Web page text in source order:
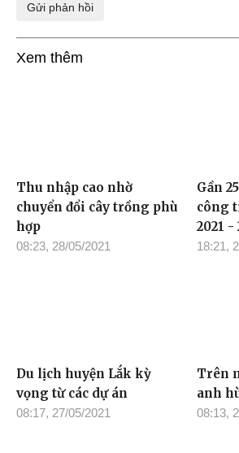
Xem thêm
Thu nhập cao nhờ
chuyển đổi cây trồng phù
hợp
08:23, 28/05/2021
Gần
công
2021 -
18:21,
Du lịch huyện Lắk kỳ
vọng từ các dự án
08:17, 27/05/2021
Trên
anh
08:13,